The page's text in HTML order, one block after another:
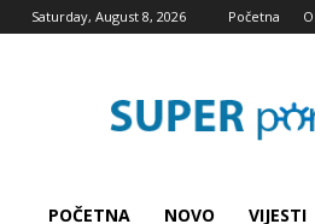
Saturday, August 8, 2026 Početna
blog
POČETNA NOVO VIJESTI